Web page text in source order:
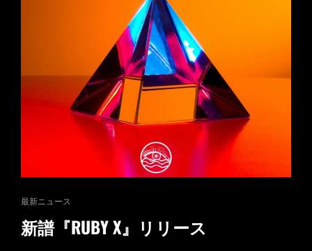
IN
CHANG’AN」
CAT
LINKS
最新ニュース
新譜『RUBY X』リリース